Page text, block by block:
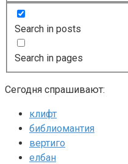
Search in posts
Search in pages
Сегодня спрашивают:
клифт
библиомантия
вертиго
елбан